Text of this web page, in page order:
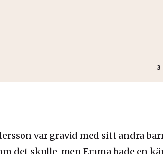
3
var gravid med sitt andra
det skulle, men Emma hade en